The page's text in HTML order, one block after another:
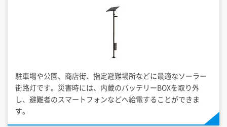
駐車場や公園、商店街、指定避難場所などに最適なソーラー
街路灯です。災害時には、内蔵のバッテリーBOXを取り外
し、避難者のスマートフォンなどへ給電することができま
す。